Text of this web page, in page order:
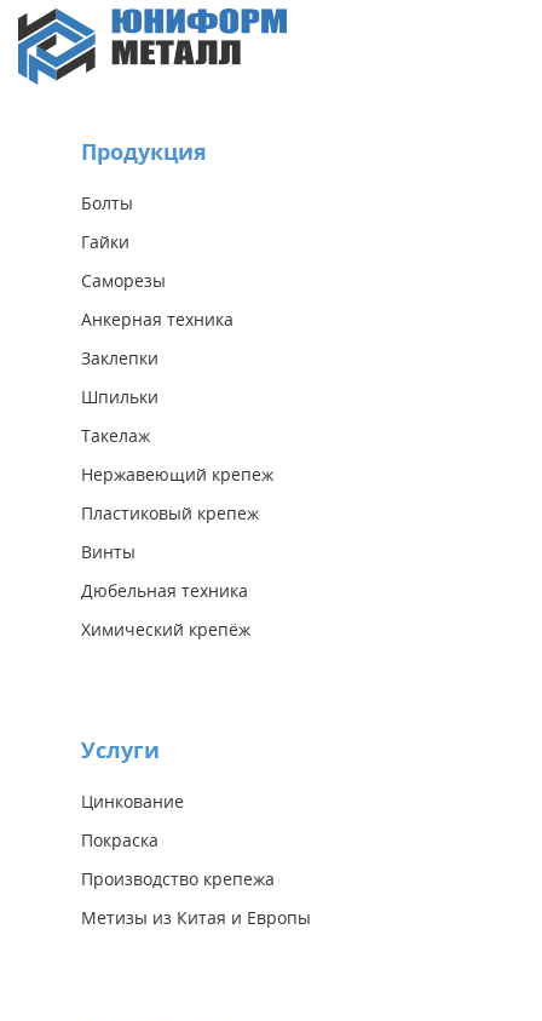
Продукция
Болты
Гайки
Саморезы
Анкерная техника
Заклепки
Шпильки
Такелаж
Нержавеющий крепеж
Пластиковый крепеж
Винты
Дюбельная техника
Химический крепёж
Услуги
Цинкование
Покраска
Производство крепежа
Метизы из Китая и Европы